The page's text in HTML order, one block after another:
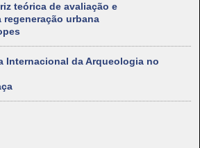
teórica de avaliação e
regeneração urbana
Internacional da Arqueologia no